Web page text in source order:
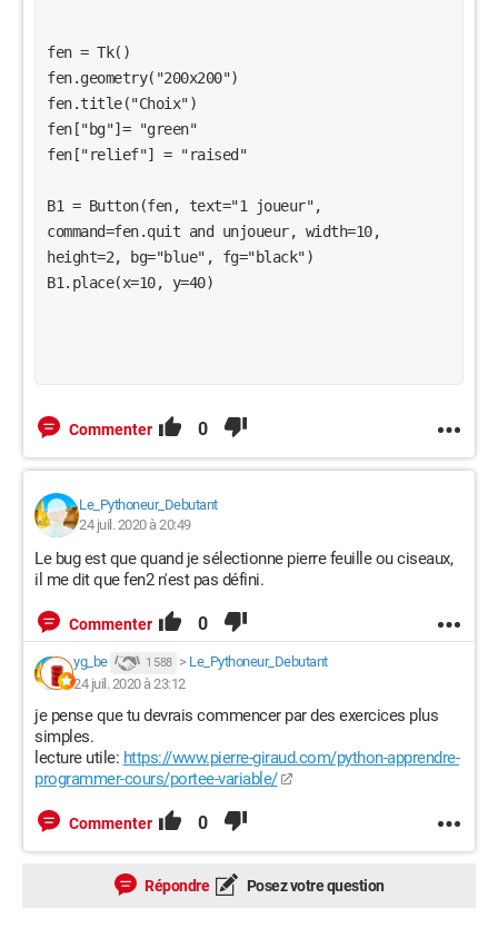
fen = Tk()
fen.geometry("200x200")
fen.title("Choix")
fen["bg"]= "green"
fen["relief"] = "raised"
B1 = Button(fen, text="1 joueur",
command=fen.quit and unjoueur, width=10,
height=2, bg="blue", fg="black")
B1.place(x=10, y=40)
Commenter 0
Le_Pythoneur_Debutant
24 juil. 2020 à 20:49
Le bug est que quand je sélectionne pierre feuille ou ciseaux,
il me dit que fen2 n'est pas défini.
Commenter 0
yg_be 1 588 > Le_Pythoneur_Debutant
24 juil. 2020 à 23:12
je pense que tu devrais commencer par des exercices plus
simples.
lecture utile: https://www.pierre-giraud.com/python-apprendre-
programmer-cours/portee-variable/
Commenter 0
Répondre Posez votre question